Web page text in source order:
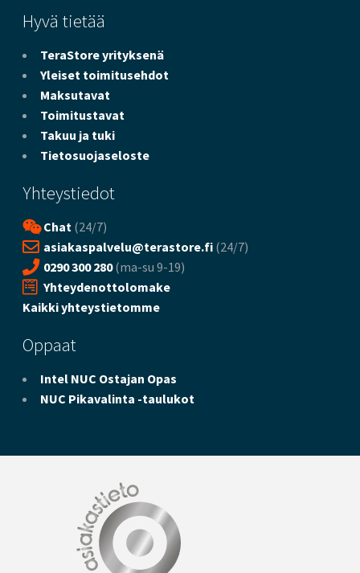
Hyvä tietää
TeraStore yrityksenä
Yleiset toimitusehdot
Maksutavat
Toimitustavat
Takuu ja tuki
Tietosuojaseloste
Yhteystiedot
Chat (24/7)
asiakaspalvelu@terastore.fi (24/7)
0290 300 280(ma-su 9-19)
Yhteydenottolomake
Kaikki yhteystietomme
Oppaat
Intel NUC Ostajan Opas
NUC Pikavalinta -taulukot